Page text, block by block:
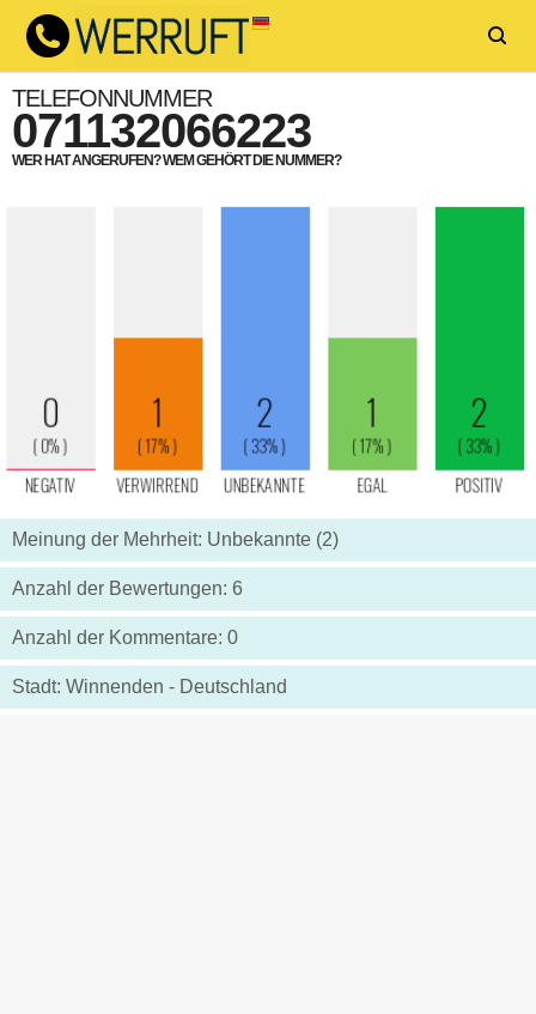
TELEFONNUMMER
071132066223
WER HAT ANGERUFEN? WEM GEHÖRT DIE NUMMER?
Meinung der Mehrheit: Unbekannte (2)
Anzahl der Bewertungen: 6
Anzahl der Kommentare: 0
Stadt: Winnenden - Deutschland